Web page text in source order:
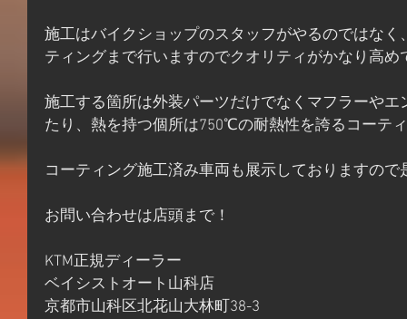
施工はバイクショップのスタッフがやるのではな
ティングまで行いますのでクオリティがかなり高め
施工する箇所は外装パーツだけでなくマフラーや
たり、熱を持つ個所は750℃の耐熱性を誇るコーテ
コーティング施工済み車両も展示しておりますので
お問い合わせは店頭まで！
KTM正規ディーラー
ベイシストオート山科店
京都市山科区北花山大林町38-3